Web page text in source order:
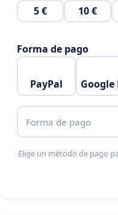
5 €
10 €
Forma de pago
PayPal Google
Forma de pago
Elige un método de pago